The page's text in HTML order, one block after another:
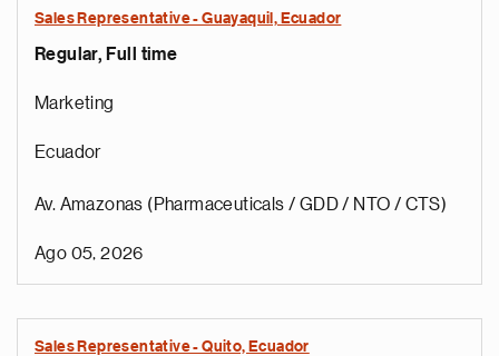
Sales Representative - Guayaquil, Ecuador
Regular, Full time
Marketing
Ecuador
Av. Amazonas (Pharmaceuticals / GDD / NTO / CTS)
Ago 05, 2026
Sales Representative - Quito, Ecuador